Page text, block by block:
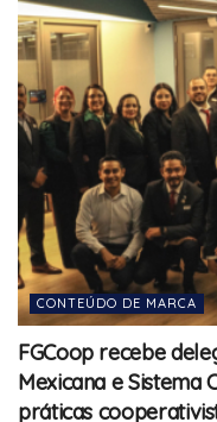
CONTEÚDO DE MARCA
FGCoop recebe
Mexicana e Sistema
práticas